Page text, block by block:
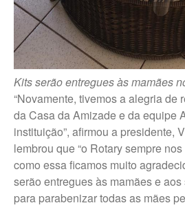
Kits serão entregues às mamães
“Novamente, tivemos a alegria de
da Casa da Amizade e da equipe
instituição”, afirmou a presidente,
lembrou que “o Rotary sempre
como essa ficamos muito
serão entregues às mamães e
para parabenizar todas as mães